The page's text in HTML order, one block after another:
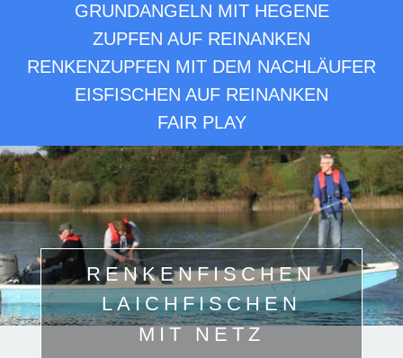
GRUNDANGELN MIT HEGENE
ZUPFEN AUF REINANKEN
RENKENZUPFEN MIT DEM NACHLÄUFER
EISFISCHEN AUF REINANKEN
FAIR PLAY
RENKENFISCHEN
LAICHFISCHEN
MIT NETZ